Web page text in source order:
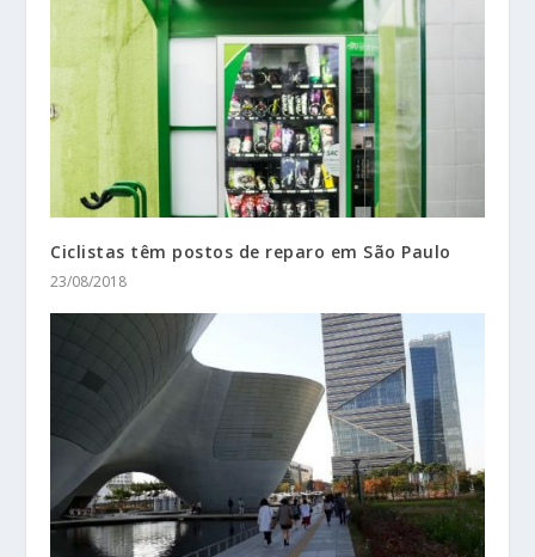
Ciclistas têm postos de reparo em São Paulo
23/08/2018